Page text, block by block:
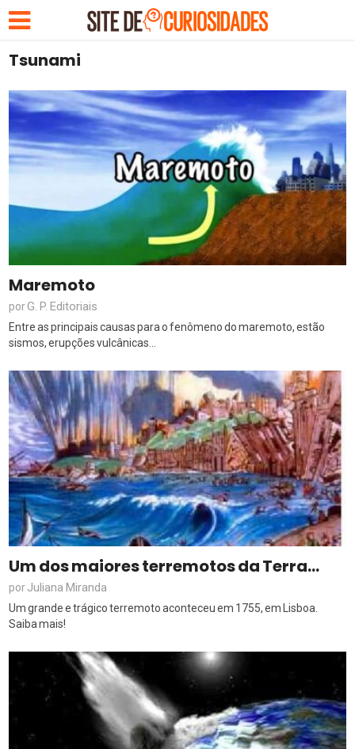
Tsunami
Maremoto
porG. P. Editoriais
Entre as principais causas para o fenômeno do maremoto, estão
sismos, erupções vulcânicas...
Um dos maiores terremotos da Terra…
porJuliana Miranda
Um grande e trágico terremoto aconteceu em 1755, em Lisboa.
Saiba mais!